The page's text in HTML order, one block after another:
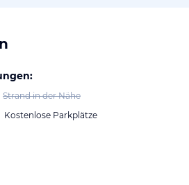
Strand in der Nähe
Kostenlose Parkplätze